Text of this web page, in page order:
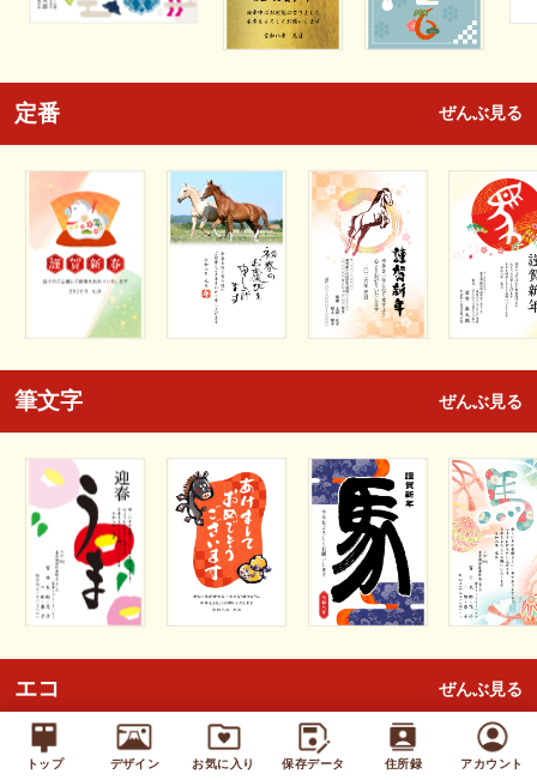
トップ デザイン お気に入り 保存データ 住所録 アカウント
定番 ぜんぶ見る
筆文字 ぜんぶ見る
エコ ぜんぶ見る